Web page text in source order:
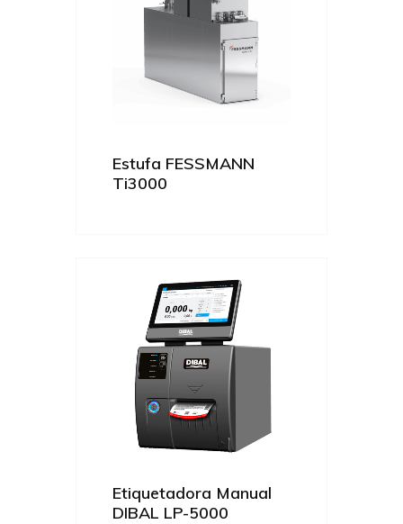
Estufa FESSMANN
Ti3000
Etiquetadora Manual
DIBAL LP-5000